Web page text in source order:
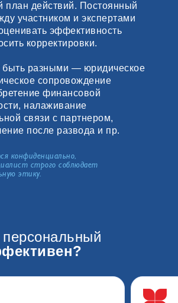
план действий. Постоянный
участником и экспертами
эффективность
корректировки.
быть разными — юридическое
сопровождение
финансовой
налаживание
связи с партнером,
после развода и пр.
конфиденциально,
строго соблюдает
этику.